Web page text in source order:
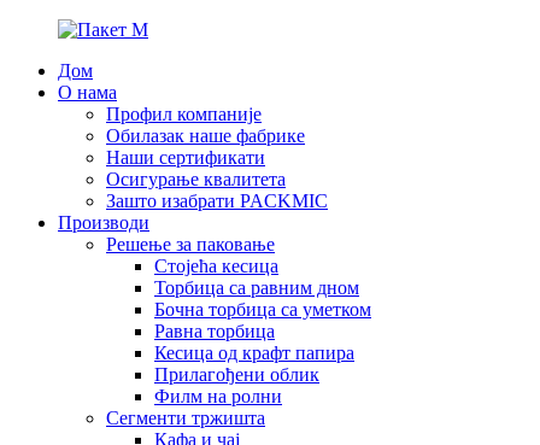
Дом
О нама
Профил компаније
Обилазак наше фабрике
Наши сертификати
Осигурање квалитета
Зашто изабрати PACKMIC
Производи
Решење за паковање
Стојећа кесица
Торбица са равним дном
Бочна торбица са уметком
Равна торбица
Кесица од крафт папира
Прилагођени облик
Филм на ролни
Сегменти тржишта
Кафа и чај